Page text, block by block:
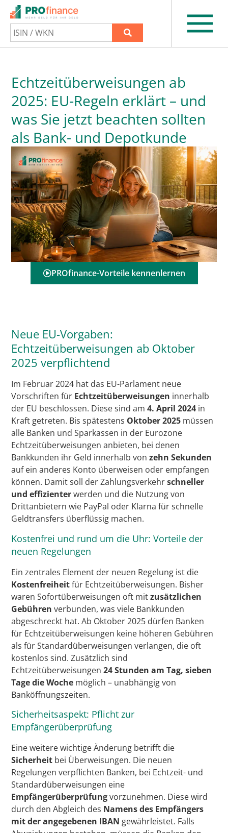
Echtzeitüberweisungen ab
2025: EU‑Regeln erklärt – und
was Sie jetzt beachten sollten
als Bank- und Depotkunde
PROfinance-Vorteile kennenlernen
Neue EU-Vorgaben:
Echtzeitüberweisungen ab Oktober
2025 verpflichtend
Im Februar 2024 hat das EU-Parlament neue
Vorschriften für Echtzeitüberweisungen innerhalb
der EU beschlossen. Diese sind am4. April 2024 in
Kraft getreten. Bis spätestens Oktober 2025 müssen
alle Banken und Sparkassen in der Eurozone
Echtzeitüberweisungen anbieten, bei denen
Bankkunden ihr Geld innerhalb vonzehn Sekunden
auf ein anderes Konto überweisen oder empfangen
können. Damit soll der Zahlungsverkehrschneller
und effizienterwerden und die Nutzung von
Drittanbietern wie PayPal oder Klarna für schnelle
Geldtransfers überflüssig machen.
Kostenfrei und rund um die Uhr: Vorteile der
neuen Regelungen
Ein zentrales Element der neuen Regelung ist die
Kostenfreiheitfür Echtzeitüberweisungen. Bisher
waren Sofortüberweisungen oft mitzusätzlichen
Gebühren verbunden, was viele Bankkunden
abgeschreckt hat. Ab Oktober 2025 dürfen Banken
für Echtzeitüberweisungen keine höheren Gebühren
als für Standardüberweisungen verlangen, die oft
kostenlos sind. Zusätzlich sind
Echtzeitüberweisungen24 Stunden am Tag, sieben
Tage die Woche möglich – unabhängig von
Banköffnungszeiten.
Sicherheitsaspekt: Pflicht zur
Empfängerüberprüfung
Eine weitere wichtige Änderung betrifft die
Sicherheit bei Überweisungen. Die neuen
Regelungen verpflichten Banken, bei Echtzeit- und
Standardüberweisungen eine
Empfängerüberprüfungvorzunehmen. Diese wird
durch den Abgleich des Namens des Empfängers
mit der angegebenen IBAN gewährleistet. Falls